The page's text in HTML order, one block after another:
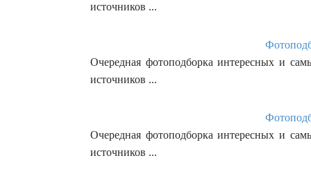
источников ...
Очередная фотоподборка интересных и
источников ...
Очередная фотоподборка интересных и
источников ...